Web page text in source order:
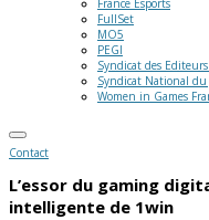
France Esports
FullSet
MO5
PEGI
Syndicat des
Syndicat National du
Women in Games
Contact
L’essor du gaming
intelligente de 1win